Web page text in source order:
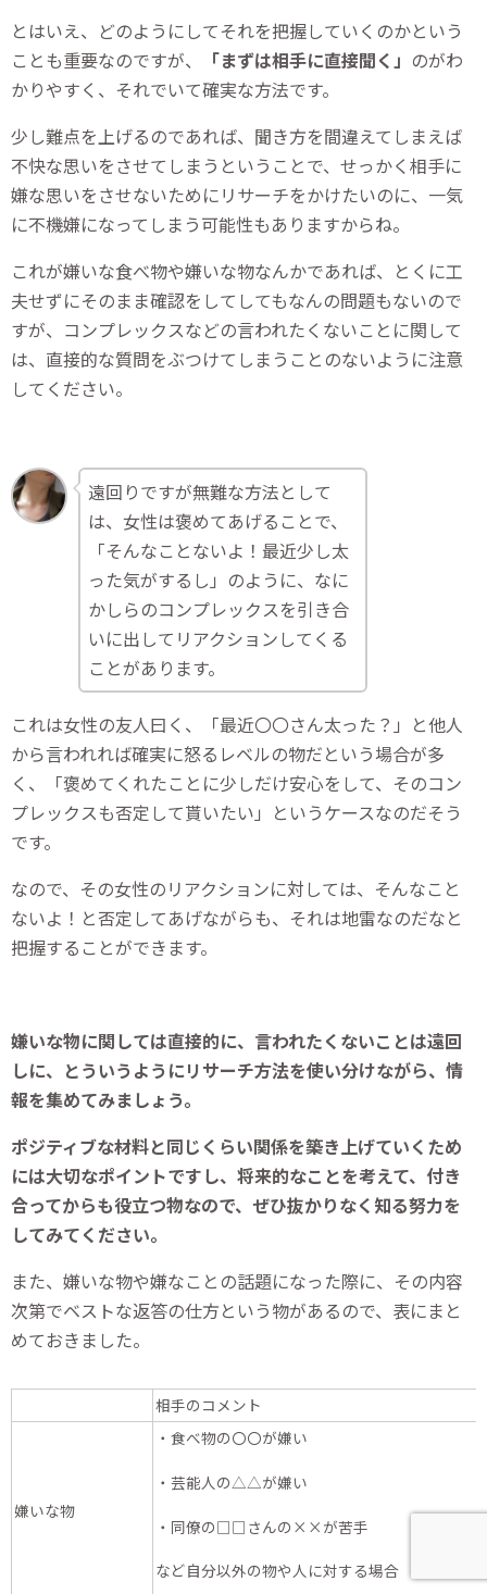
とはいえ、どのようにしてそれを把握していくのかという
ことも重要なのですが、
「まずは相手に直接聞く」 のがわ
かりやすく、それでいて確実な方法です。
少し難点を上げるのであれば、聞き方を間違えてしまえば
不快な思いをさせてしまうということで、せっかく相手に
嫌な思いをさせないためにリサーチをかけたいのに、一気
に不機嫌になってしまう可能性もありますからね。
これが嫌いな食べ物や嫌いな物なんかであれば、とくに工
夫せずにそのまま確認をしてしてもなんの問題もないので
すが、コンプレックスなどの言われたくないことに関して
は、直接的な質問をぶつけてしまうことのないように注意
してください。
遠回りですが無難な方法として
は、女性は褒めてあげることで、
「そんなことないよ！最近少し太
った気がするし」のように、なに
かしらのコンプレックスを引き合
いに出してリアクションしてくる
ことがあります。
これは女性の友人曰く、「最近〇〇さん太った？」と他人
から言われれば確実に怒るレベルの物だという場合が多
く、「褒めてくれたことに少しだけ安心をして、そのコン
プレックスも否定して貰いたい」というケースなのだそう
です。
なので、その女性のリアクションに対しては、そんなこと
ないよ！と否定してあげながらも、それは地雷なのだなと
把握することができます。
嫌いな物に関しては直接的に、言われたくないことは遠回
しに、とういうようにリサーチ方法を使い分けながら、情
報を集めてみましょう。
ポジティブな材料と同じくらい関係を築き上げていくため
には大切なポイントですし、将来的なことを考えて、付き
合ってからも役立つ物なので、ぜひ抜かりなく知る努力を
してみてください。
また、嫌いな物や嫌なことの話題になった際に、その内容
次第でベストな返答の仕方という物があるので、表にまと
めておきました。
相手のコメント
嫌いな物
・食べ物の〇〇が嫌い
・芸能人の△△が嫌い
・同僚の□□さんの××が苦手
など自分以外の物や人に対する場合